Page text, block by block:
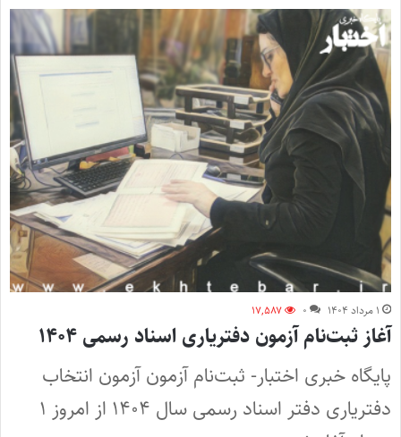
۱ مرداد ۱۴۰۴ ۰ ۱۷,۵۸۷
آغاز ثبت‌نام آزمون دفتریاری اسناد رسمی ۱۴۰۴
پایگاه خبری اختبار- ثبت‌نام آزمون آزمون انتخاب
دفتریاری دفتر اسناد رسمی سال ۱۴۰۴ از امروز ۱